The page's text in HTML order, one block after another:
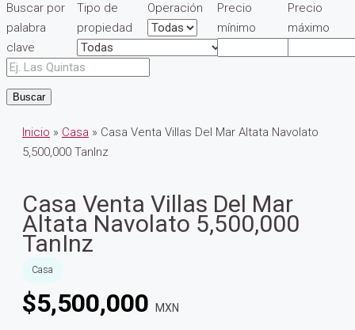
Buscar por
palabra
clave
Tipo de
propiedad
Operación
Precio
mínimo
Precio
máximo
Buscar
Inicio » Casa » Casa Venta Villas Del Mar Altata Navolato
5,500,000 TanInz
Casa Venta Villas Del Mar
Altata Navolato 5,500,000
TanInz
Casa
$5,500,000 MXN